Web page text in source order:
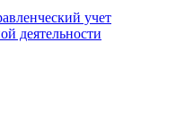
учет
деятельности